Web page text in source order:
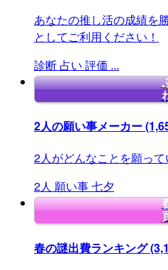
あなたの推し活の成績を
としてご利用ください！
診断 占い 評価 ...
2人の願い事メーカー
2人がどんなことを願っ
2人 願い事七夕
春の謎出費ランキング